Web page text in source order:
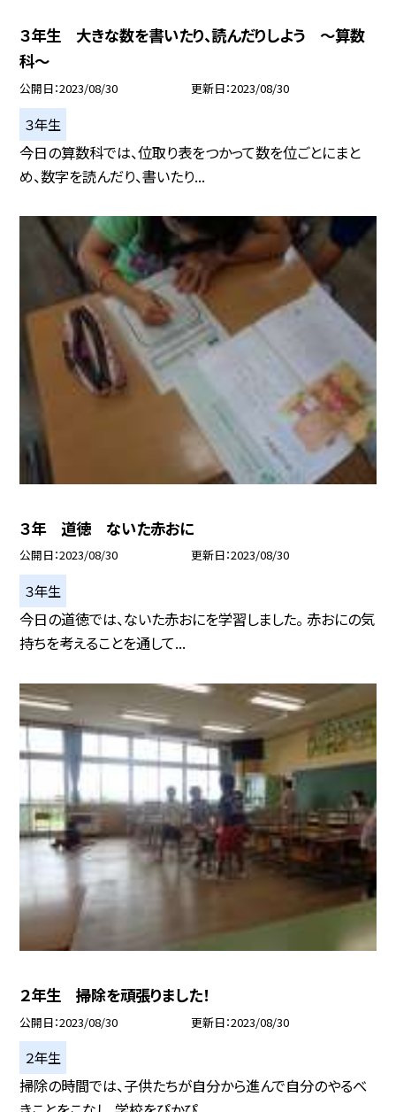
３年生 大きな数を書いたり、読んだりしよう 〜算数
科〜
公開日 2023/08/30 更新日 2023/08/30
３年生
今日の算数科では、位取り表をつかって数を位ごとにまと
め、数字を読んだり、書いたり...
３年 道徳 ないた赤おに
公開日 2023/08/30 更新日 2023/08/30
３年生
今日の道徳では、ないた赤おにを学習しました。 赤おにの気
持ちを考えることを通して...
２年生 掃除を頑張りました！
公開日 2023/08/30 更新日 2023/08/30
２年生
掃除の時間では、子供たちが自分から進んで自分のやるべ